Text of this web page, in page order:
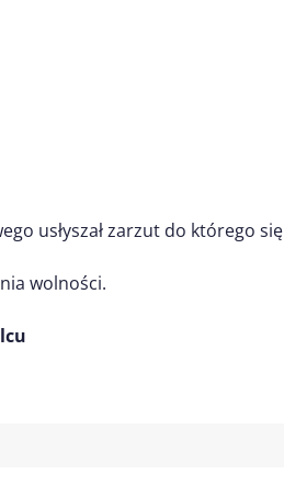
usłyszał zarzut do którego się
wolności.